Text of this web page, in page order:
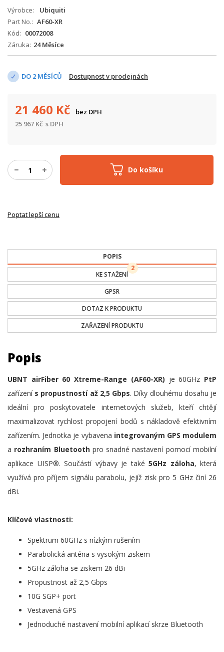
Výrobce
Ubiquiti
Part No.
AF60-XR
Kód
00072008
Záruka 24 Měsíce
DO 2 MĚSÍCŮ Dostupnost v prodejnách
Do košíku
21 460 Kč
bez DPH
25 967 Kč s DPH
Poptat lepší cenu
POPIS
KE STAŽENÍ
2
GPSR
DOTAZ K PRODUKTU
ZAŘAZENÍ PRODUKTU
Popis
UBNT airFiber 60 Xtreme-Range (AF60-XR) je 60GHz PtP
zařízení s propustností až 2,5 Gbps. Díky dlouhému dosahu je
ideální pro poskytovatele internetových služeb, kteří chtějí
maximalizovat rychlost propojení bodů s nákladově efektivním
zařízením. Jednotka je vybavena integrovaným GPS modulem
a rozhraním Bluetoothpro snadné nastavení pomocí mobilní
aplikace UISP®. Součástí výbavy je také 5GHz záloha, která
využívá pro příjem signálu parabolu, jejíž zisk pro 5 GHz činí 26
dBi.
Klíčové vlastnosti:
Spektrum 60GHz s nízkým rušením
Parabolická anténa s vysokým ziskem
5GHz záloha se ziskem 26 dBi
Propustnost až 2,5 Gbps
10G SGP+ port
Vestavená GPS
Jednoduché nastavení mobilní aplikací skrze Bluetooth